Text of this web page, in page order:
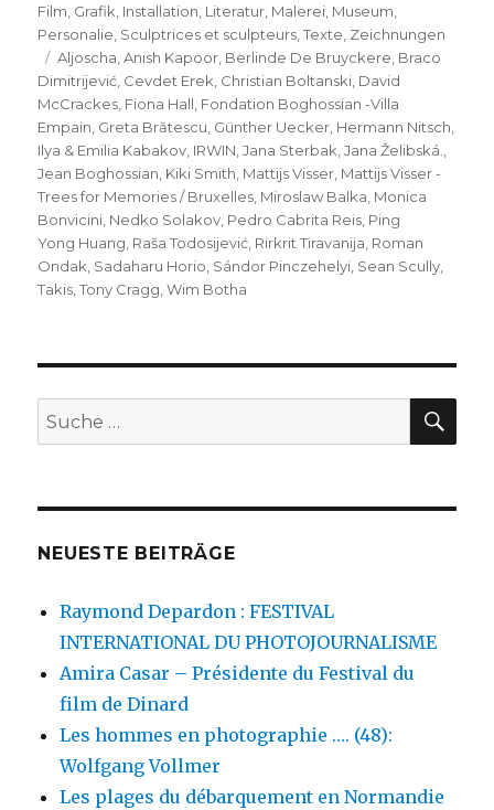
am
Film, Grafik, Installation, Literatur, Malerei, Museum,
Personalie, Sculptrices et sculpteurs,Texte, Zeichnungen
Schlagwörter
Aljoscha,Anish Kapoor, Berlinde De Bruyckere, Braco
Dimitrijević, Cevdet Erek, Christian Boltanski, David
McCrackes, Fiona Hall, Fondation Boghossian -Villa
Empain, Greta Brătescu, Günther Uecker, Hermann Nitsch,
Ilya & Emilia Kabakov, IRWIN,Jana Sterbak,Jana Želibská.,
Jean Boghossian, Kiki Smith, Mattijs Visser, Mattijs Visser -
Trees for Memories / Bruxelles, Miroslaw Balka, Monica
Bonvicini, Nedko Solakov, Pedro Cabrita Reis, Ping
Yong Huang, Raša Todosijević, Rirkrit Tiravanija, Roman
Ondak, Sadaharu Horio, Sándor Pinczehelyi, Sean Scully,
Takis,Tony Cragg,Wim Botha
Suche
nach:
NEUESTE BEITRÄGE
Raymond Depardon : FESTIVAL
INTERNATIONAL DU PHOTOJOURNALISME
Amira Casar – Présidente du Festival du
film de Dinard
Les hommes en photographie …. (48):
Wolfgang Vollmer
Les plages du débarquement en Normandie